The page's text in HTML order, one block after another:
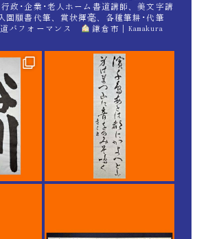
政･企業･老人ホーム書道講師、美文字講
願書代筆、賞状揮毫、各種筆耕･代筆
パフォーマンス
鎌倉市｜Kamakura